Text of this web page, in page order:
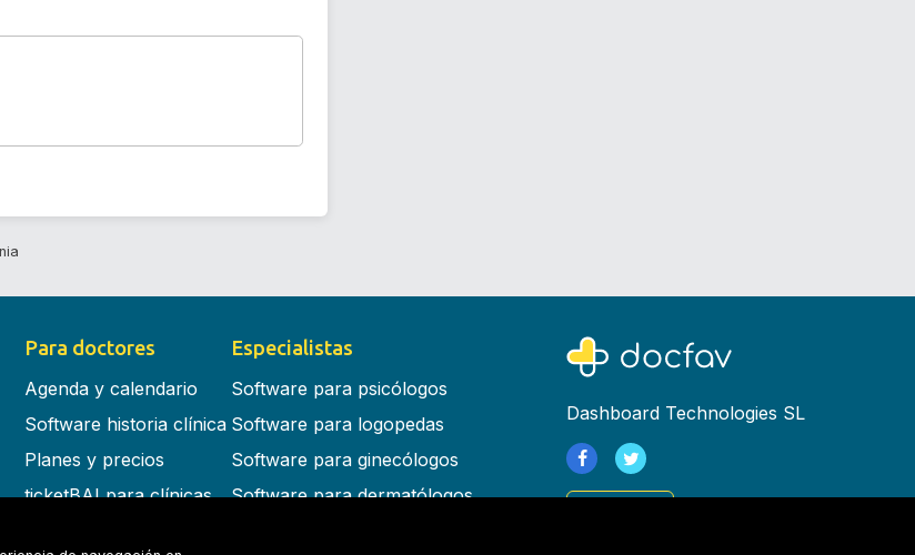
Para doctores
Agenda y calendario
Software historia clínica
Planes y precios
ticketBAI para clínicas
Especialistas
Software para psicólogos
Software para logopedas
Software para ginecólogos
Software para dermatólogos
Dashboard Technologies SL